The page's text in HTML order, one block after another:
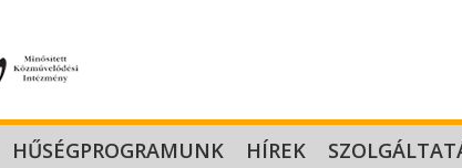
HŰSÉGPROGRAMUNK HÍREK